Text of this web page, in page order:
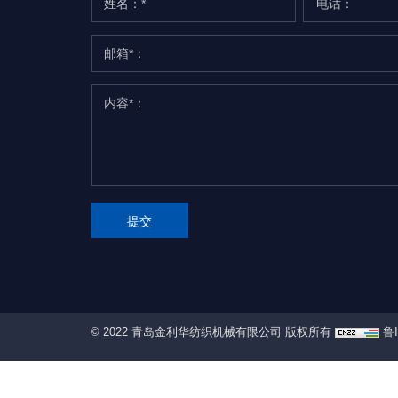
提交
© 2022 青岛金利华纺织机械有限公司 版权所有 鲁